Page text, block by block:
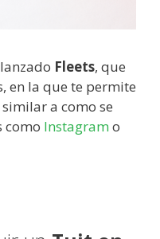
Fleets, que
en la que te permite
a como se
como Instagram o